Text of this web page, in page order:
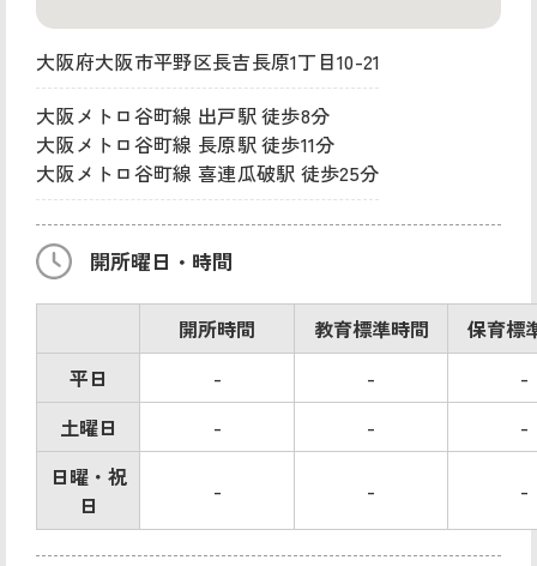
大阪府大阪市平野区長吉長原1丁目10-21
大阪メトロ谷町線 出戸駅 徒歩8分
大阪メトロ谷町線 長原駅 徒歩11分
大阪メトロ谷町線 喜連瓜破駅 徒歩25分
開所曜日・時間
開所時間 教育標準時間
保育標
平日
- -
-
土曜日
- -
-
日曜・祝
日
- - -